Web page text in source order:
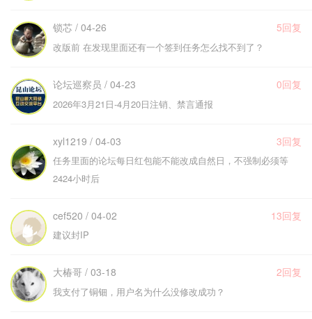
锁芯 / 04-26 5回复
改版前 在发现里面还有一个签到任务怎么找不到了？
论坛巡察员 / 04-23 0回复
2026年3月21日-4月20日注销、禁言通报
xyl1219 / 04-03 3回复
任务里面的论坛每日红包能不能改成自然日，不强制必须等
2424小时后
cef520 / 04-02 13回复
建议封IP
大椿哥 / 03-18 2回复
我支付了铜钿，用户名为什么没修改成功？